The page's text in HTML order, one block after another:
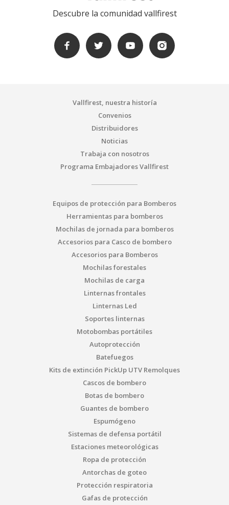
Descubre la comunidad vallfirest
Vallfirest, nuestra historía
Convenios
Distribuidores
Noticias
Trabaja con nosotros
Programa Embajadores Vallfirest
Equipos de protección para Bomberos
Herramientas para bomberos
Mochilas de jornada para bomberos
Accesorios para Casco de bombero
Accesorios para Bomberos
Mochilas forestales
Mochilas de carga
Linternas frontales
Linternas Led
Soportes linternas
Motobombas portátiles
Autoprotección
Batefuegos
Kits de extinción PickUp UTV Remolques
Cascos de bombero
Botas de bombero
Guantes de bombero
Espumógeno
Sistemas de defensa portátil
Estaciones meteorológicas
Ropa de protección
Antorchas de goteo
Protección respiratoria
Gafas de protección